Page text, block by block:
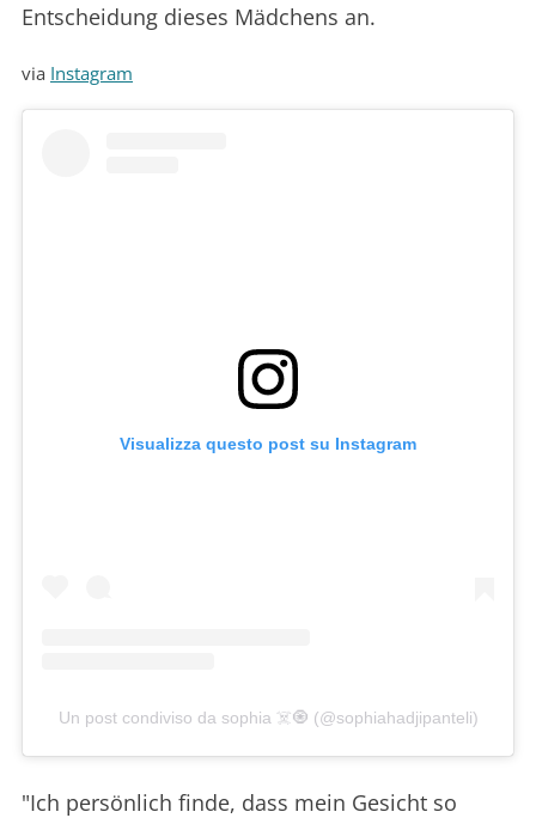
Entscheidung dieses Mädchens an.
via Instagram
Visualizza questo post su Instagram
Un post condiviso da sophia ☠️🧿 (@sophiahadjipanteli)
"Ich persönlich finde, dass mein Gesicht so